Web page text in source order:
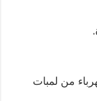
من لمبات